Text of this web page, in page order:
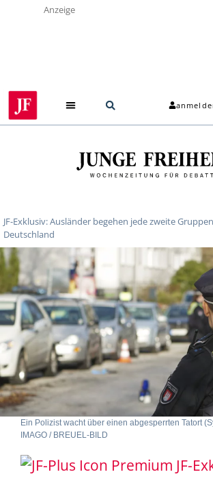
Anzeige
JF-Exklusiv: Ausländer begehen jede zweite
Deutschland
Ein Polizist wacht über einen abgesperrten Tatort
IMAGO / BREUEL-BILD
JF-